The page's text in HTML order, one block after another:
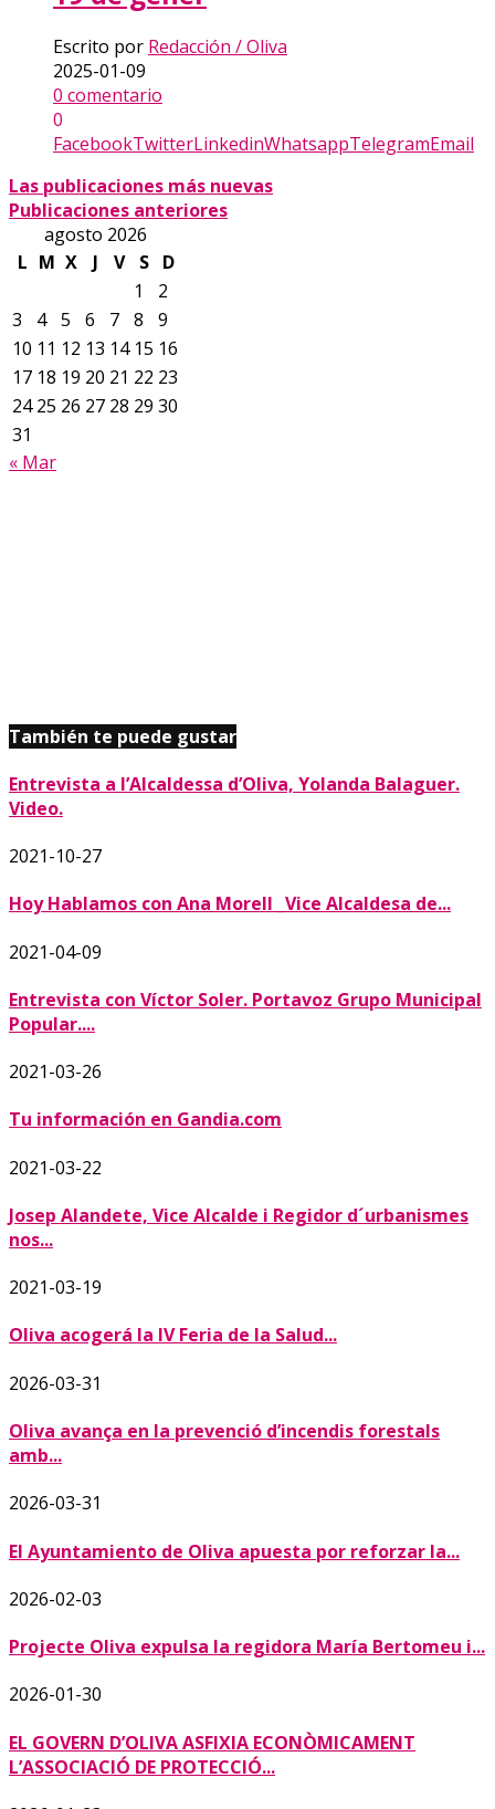
Escrito por Redacción / Oliva
2025-01-09
0 comentario
0
FacebookTwitterLinkedinWhatsappTelegramEmail
Las publicaciones más nuevas
Publicaciones anteriores
agosto 2026
L M X J V S
D
1
2
3
4 5 6 7 8
9
10 11 12 13 14 15 16
17 18 19 20 21 22 23
24 25 26 27 28 29 30
31
« Mar
También te puede gustar
Entrevista a l’Alcaldessa d’Oliva, Yolanda Balaguer.
Video.
2021-10-27
Hoy Hablamos con Ana Morell _Vice Alcaldesa de...
2021-04-09
Entrevista con Víctor Soler. Portavoz Grupo Municipal
Popular....
2021-03-26
Tu información en Gandia.com
2021-03-22
Josep Alandete, Vice Alcalde i Regidor d´urbanismes
nos...
2021-03-19
Oliva acogerá la IV Feria de la Salud...
2026-03-31
Oliva avança en la prevenció d’incendis forestals
amb...
2026-03-31
El Ayuntamiento de Oliva apuesta por reforzar la...
2026-02-03
Projecte Oliva expulsa la regidora María Bertomeu i...
2026-01-30
EL GOVERN D’OLIVA ASFIXIA ECONÒMICAMENT
L’ASSOCIACIÓ DE PROTECCIÓ...